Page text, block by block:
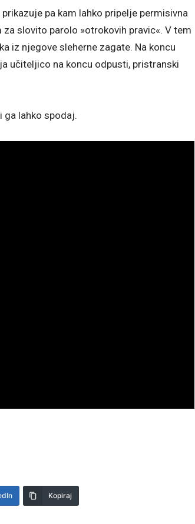
pa kam lahko pripelje permisivna
slovito parolo »otrokovih pravic«. V tem
iz njegove sleherne zagate. Na koncu
učiteljico na koncu odpusti, pristranski
ga lahko spodaj.
Kopiraj